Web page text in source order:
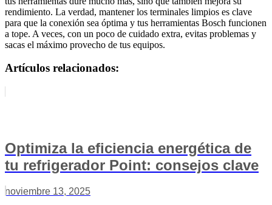
rendimiento. La verdad, mantener los terminales limpios es clave
para que la conexión sea óptima y tus herramientas Bosch funcionen
a tope. A veces, con un poco de cuidado extra, evitas problemas y
sacas el máximo provecho de tus equipos.
Artículos relacionados:
Optimiza la eficiencia energética de
tu refrigerador Point: consejos clave
noviembre 13, 2025